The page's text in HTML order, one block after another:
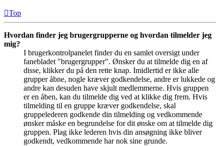
Top
Hvordan finder jeg brugergrupperne og hvordan tilmelder jeg
mig?
I brugerkontrolpanelet finder du en samlet oversigt under
fanebladet "brugergrupper". Ønsker du at tilmelde dig en af
disse, klikker du på den rette knap. Imidlertid er ikke alle
grupper åbne, nogle kræver godkendelse, andre er lukkede og
andre kan desuden have skjult medlemmerne. Hvis gruppen
er en åben, kan du tilmelde dig ved at klikke dig frem. Hvis
tilmelding til en gruppe kræver godkendelse, skal
gruppelederen godkende din tilmelding og vedkommende
ønsker måske en begrundelse for dit ønske om at tilmelde dig
gruppen. Plag ikke lederen hvis din ansøgning ikke bliver
godkendt, vedkommende har nok sine grunde.